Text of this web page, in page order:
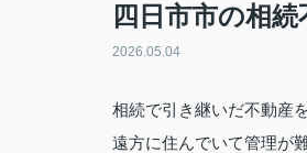
四日市市の相
2026.05.04
相続で引き継いだ不動産
遠方に住んでいて管理が